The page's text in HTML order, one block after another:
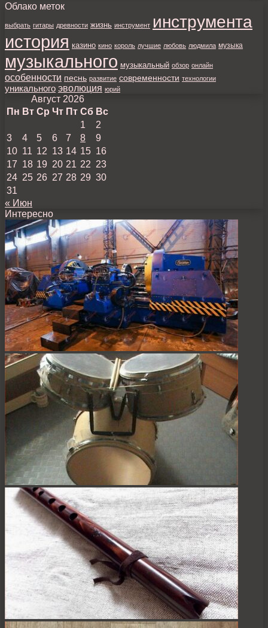
Облако меток
выбрать гитары древности жизнь инструмент инструмента
история казино кино король лучшие любовь людмила музыка
музыкального музыкальный обзор онлайн
особенности песнь развитие современности технологии
уникального эволюция юрий
Август 2026
Пн Вт Ср Чт Пт Сб Вс
1
2
3
4 5 6 7 8
9
10 11 12 13 14 15 16
17 18 19 20 21 22 23
24 25 26 27 28 29 30
31
« Июн
Интересно